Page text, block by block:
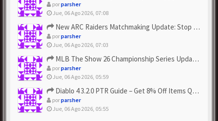
porparsher
Jue, 06 Ago 2026, 07:08
New ARC Raiders Matchmaking Update: Stop Failed - Grab Bluep...
porparsher
Jue, 06 Ago 2026, 07:03
MLB The Show 26 Championship Series Update! Get Cheap & ...
porparsher
Jue, 06 Ago 2026, 05:59
Diablo 4 3.2.0 PTR Guide – Get 8% Off Items Quickly to Test ...
porparsher
Jue, 06 Ago 2026, 05:55